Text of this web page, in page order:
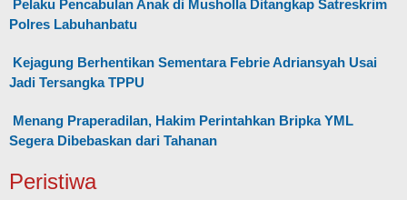
Pelaku Pencabulan Anak di Musholla Ditangkap Satreskrim
Polres Labuhanbatu
Kejagung Berhentikan Sementara Febrie Adriansyah Usai
Jadi Tersangka TPPU
Menang Praperadilan, Hakim Perintahkan Bripka YML
Segera Dibebaskan dari Tahanan
Peristiwa